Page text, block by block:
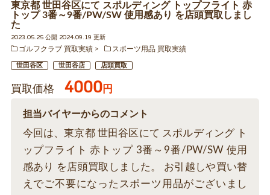
東京都 世田谷区にて スポルディング トップフライト 赤
トップ 3番～9番/PW/SW 使用感あり を店頭買取しまし
た
2023.05.25 公開 2024.09.19 更新
ゴルフクラブ 買取実績
スポーツ用品 買取実績
世田谷区 世田谷店 店頭買取
買取価格 4000円
担当バイヤーからのコメント
今回は、東京都 世田谷区にて スポルディング ト
ップフライト 赤トップ 3番～9番/PW/SW 使用
感あり を店頭買取しました。 お引越しや買い替
えでご不要になったスポーツ用品がございまし